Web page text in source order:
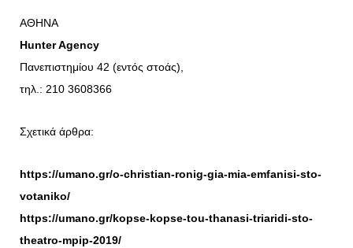
ΑΘΗΝΑ
Hunter Agency
Πανεπιστημίου 42 (εντός στοάς),
τηλ.: 210 3608366
Σχετικά άρθρα:
https://umano.gr/o-christian-ronig-gia-mia-emfanisi-sto-
votaniko/
https://umano.gr/kopse-kopse-tou-thanasi-triaridi-sto-
theatro-mpip-2019/